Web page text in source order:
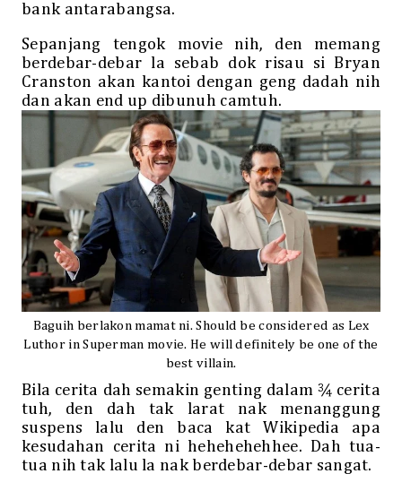
bank antarabangsa.
Sepanjang tengok movie nih, den memang
berdebar-debar la sebab dok risau si Bryan
Cranston akan kantoi dengan geng dadah nih
dan akan end up dibunuh camtuh.
Baguih berlakon mamat ni. Should be considered as Lex
Luthor in Superman movie. He will definitely be one of the
best villain.
Bila cerita dah semakin genting dalam ¾ cerita
tuh, den dah tak larat nak menanggung
suspens lalu den baca kat Wikipedia apa
kesudahan cerita ni hehehehehhee. Dah tua-
tua nih tak lalu la nak berdebar-debar sangat.